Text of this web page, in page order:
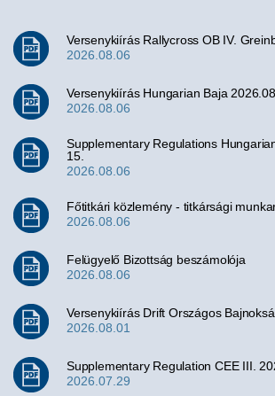
Versenykiírás Rallycross OB IV.
2026.08.06
Versenykiírás Hungarian Baja
2026.08.06
Supplementary Regulations
15.
2026.08.06
Főtitkári közlemény - titkársági
2026.08.06
Felügyelő Bizottság beszámolója
2026.08.06
Versenykiírás Drift Országos
2026.08.01
Supplementary Regulation CEE III.
2026.07.29